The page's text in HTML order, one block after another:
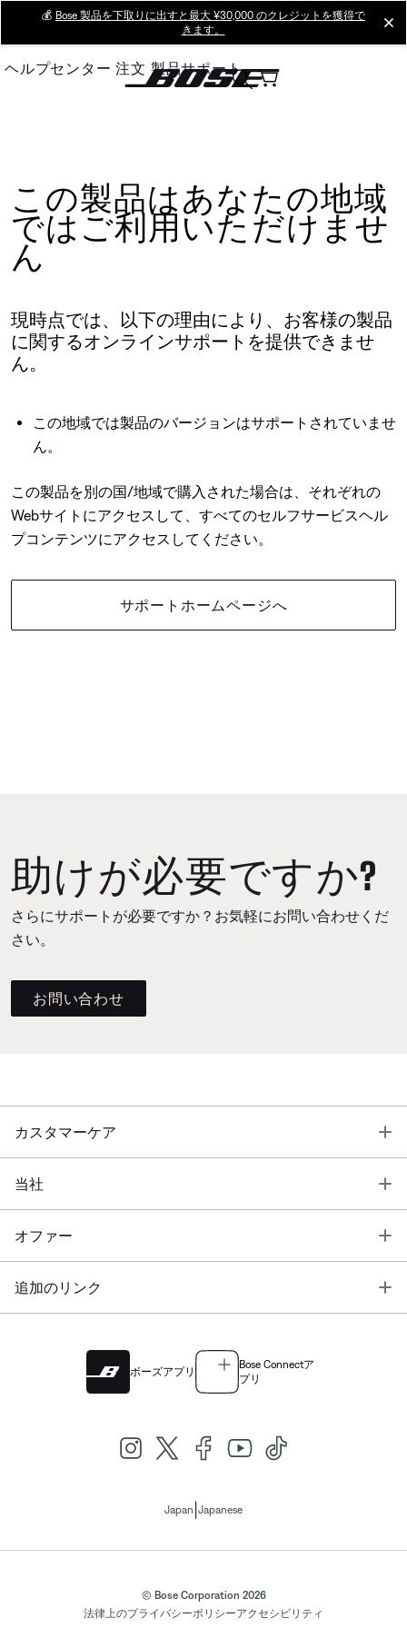
Main
💰 Bose 製品を下取りに出すと最大 ¥30,000 のクレジットを獲得で
きます。
ヘルプセンター 注文 製品サポート
この製品はあなたの地域
ではご利用いただけませ
ん
現時点では、以下の理由により、お客様の製品
に関するオンラインサポートを提供できませ
ん。
この地域では製品のバージョンはサポートされていませ
ん。
この製品を別の国/地域で購入された場合は、それぞれの
Webサイトにアクセスして、すべてのセルフサービスヘル
プコンテンツにアクセスしてください。
サポートホームページへ
助けが必要ですか?
さらにサポートが必要ですか？お気軽にお問い合わせくだ
さい。
お問い合わせ
カスタマーケア
当社
オファー
追加のリンク
ボーズアプリ
Bose Connectア
プリ
Japan Japanese
© Bose Corporation 2026
法律上のプライバシーポリシーアクセシビリティ